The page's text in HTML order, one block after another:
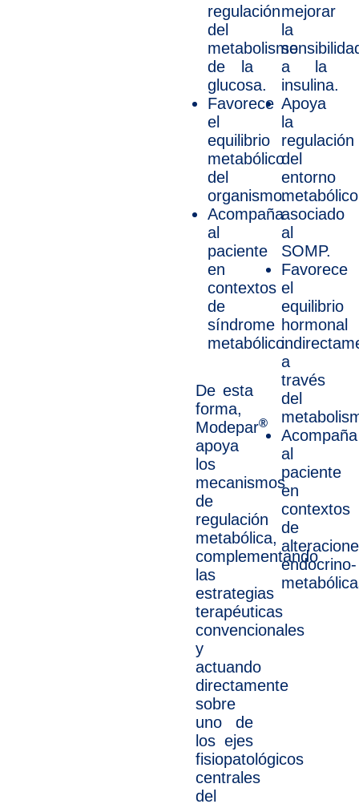
regulación
del
metabolismo
de la
glucosa.
Favorece
el
equilibrio
metabólico
del
organismo.
Acompaña
al
paciente
en
contextos
de
síndrome
metabólico.
De esta
forma,
Modepar®
apoya
los
mecanismos
de
regulación
metabólica,
complementando
las
estrategias
terapéuticas
convencionales
y
actuando
directamente
sobre
uno de
los ejes
fisiopatológicos
centrales
del
mejorar
la
a la
insulina.
Apoya
la
regulación
del
entorno
metabólico
asociado
al
SOMP.
Favorece
el
equilibrio
hormonal
a
través
del
Acompaña
al
paciente
en
contextos
de
endocrino-